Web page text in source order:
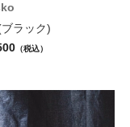
ラック)
（税込）